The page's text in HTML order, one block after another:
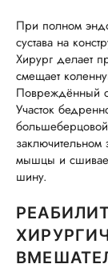
При полном
сустава на
Хирург делает
смещает
Повреждённый
Участок
заключительном
мышцы и
шину.